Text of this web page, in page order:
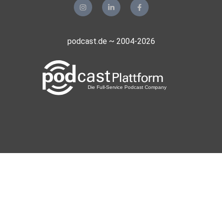
podcast.de ~ 2004-2026